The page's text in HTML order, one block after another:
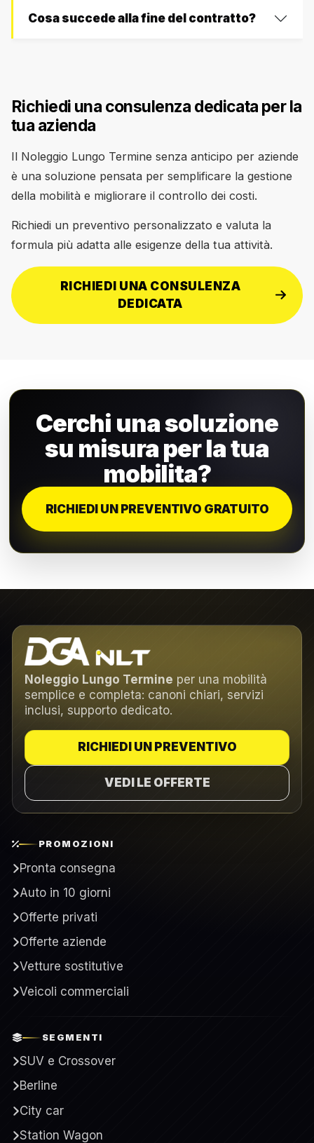
Cosa succede alla fine del contratto?
Richiedi una consulenza dedicata per la
tua azienda
Il Noleggio Lungo Termine senza anticipo per aziende
è una soluzione pensata per semplificare la gestione
della mobilità e migliorare il controllo dei costi.
Richiedi un preventivo personalizzato e valuta la
formula più adatta alle esigenze della tua attività.
RICHIEDI UNA CONSULENZA
DEDICATA
Cerchi una soluzione
su misura per la tua
mobilita?
RICHIEDI UN PREVENTIVO GRATUITO
Noleggio Lungo Termine per una mobilità
semplice e completa: canoni chiari, servizi
inclusi, supporto dedicato.
RICHIEDI UN PREVENTIVO
VEDI LE OFFERTE
PROMOZIONI
Pronta consegna
Auto in 10 giorni
Offerte privati
Offerte aziende
Vetture sostitutive
Veicoli commerciali
SEGMENTI
SUV e Crossover
Berline
City car
Station Wagon